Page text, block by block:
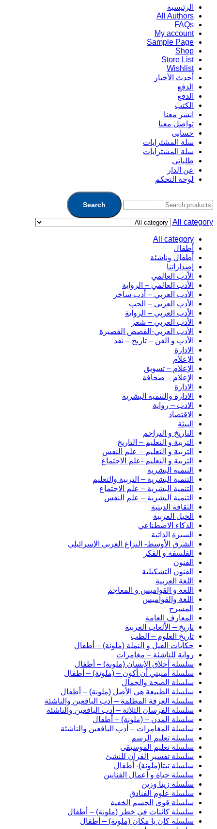
الرئيسية
All Authors
FAQs
My account
Sample Page
Shop
Store List
Wishlist
أحدث الأخبار
الدفع
الدفع
الكتب
انشر معنا
تواصل معنا
حسابى
سلة المشترايات
سلة المشترايات
طلباتى
عن الدار
لوحة التحكم
Search
All category
All category
أطفال
أطفال وناشئة
إصداراتنا
الأدب العالمي
الأدب العالمي – الرواية
الأدب العربي – أدب ساخر
الأدب العربي – الحب
الأدب العربي – الرواية
الأدب العربي – شعر
الأدب العربي-القصص القصيرة
الأدب و الفن – تاريخ – نقد
الإدارة
الإعلام
الإعلام – تسويق
الإعلام – صحافة
الادارة
الادارة والتنمية البشرية
الادب – رواية
الاقتصاد
البيئة
التاريخ و التراجم
التربية و التعليم – التاريخ
التربية و التعليم – علم النفس
التربية و التعليم -علم الاجتماع
التنمية البشرية
التنمية البشرية – التربية والتعليم
التنمية البشرية – علم الاجتماع
التنمية اليشرية – علم النفس
الثقافة الدينية
الخيل العربية
الذكاء الاصطناعي
السيرة الذاتية
الشرق الأوسط- النزاع العربي الإسرائيلي
الفلسفة و الفكر
الفنون
الفنون التشكيلية
اللغة العربية
اللغة و القواميس و المعاجم
اللغة والقواميس
المسرح
المعارف العامة
تاريخ – الألعاب العربية
تاريخ العلوم – الطب
حكايات الفيل و النملة (ملونة) – أطفال
رواية للناشئة – مغامرات
سلسلة أخلاق الإنسان (ملونة) – أطفال
سلسلة أمنيتي أن أكون – (ملونة) – أطفال
سلسلة الصحة والجمال
سلسلة الطبيعة هي الأصل (ملونة) – أطفال
سلسلة الغرفة المظلمة – أدب اليافعين والناشئة
سلسلة الفرسان الثلاثة – أدب اليافعين والناشئة
سلسلة المدن – (ملونة) – أطفال
سلسلة المغامرات – أدب اليافعين والناشئة
سلسلة تعليم الرسم
سلسلة تعليم الموسيقى
سلسلة تفسير القرآن للنشئ
سلسلة تيتا(ملونة)- أطفال
سلسلة حياة و أعمال الفنانين
سلسلة زينا وزين
سلسلة علوم الفنادق
سلسلة قوى الجسم الخفية
سلسلة كائنات في خطر (ملونة) – أطفال
سلسلة كان يا مكان (ملونة) – أطفال